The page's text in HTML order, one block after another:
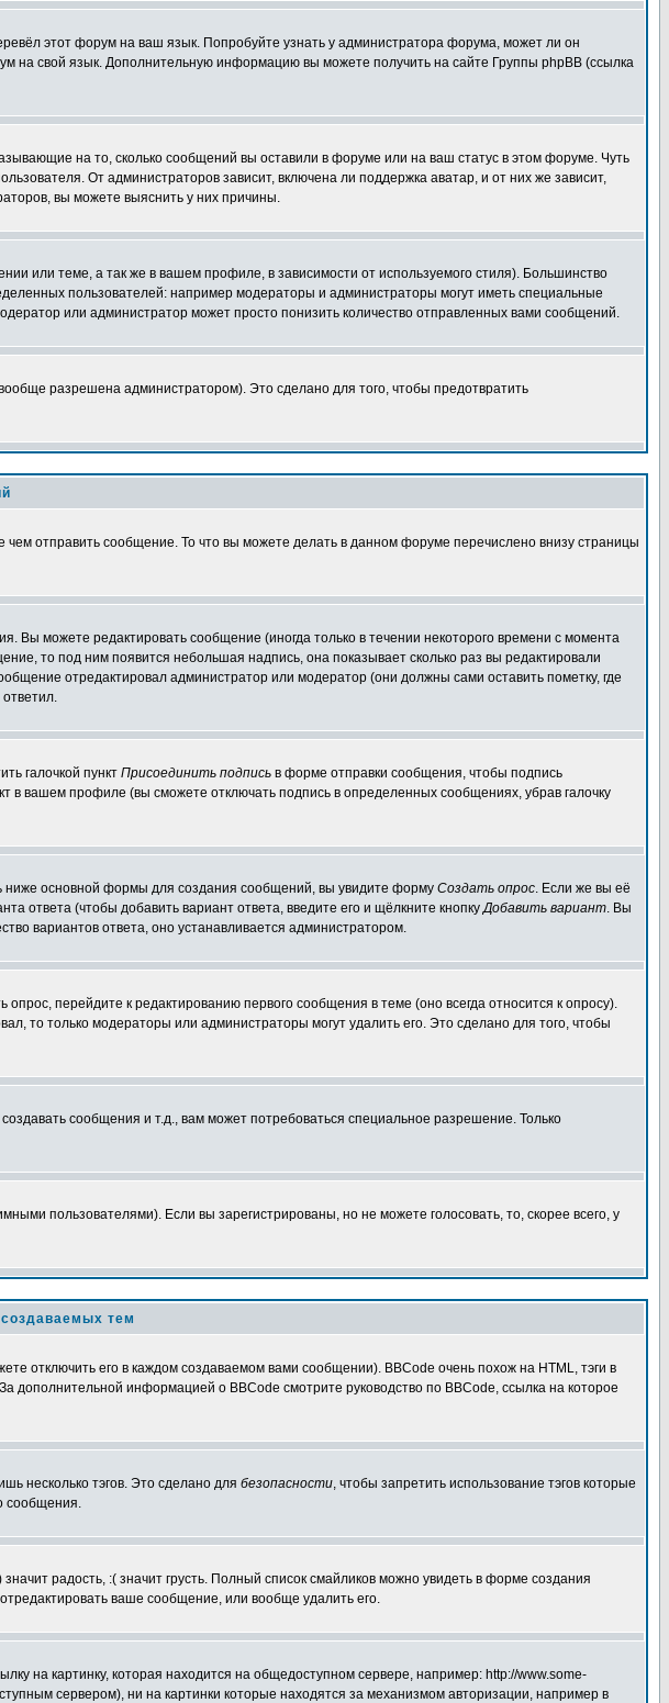
этот форум на ваш язык. Попробуйте узнать у администратора форума, может ли он
на свой язык. Дополнительную информацию вы можете получить на сайте Группы phpBB (ссылка
на то, сколько сообщений вы оставили в форуме или на ваш статус в этом форуме. Чуть
От администраторов зависит, включена ли поддержка аватар, и от них же зависит,
вы можете выяснить у них причины.
или теме, а так же в вашем профиле, в зависимости от используемого стиля). Большинство
пользователей: например модераторы и администраторы могут иметь специальные
или администратор может просто понизить количество отправленных вами сообщений.
разрешена администратором). Это сделано для того, чтобы предотвратить
отправить сообщение. То что вы можете делать в данном форуме перечислено внизу страницы
Вы можете редактировать сообщение (иногда только в течении некоторого времени с момента
то под ним появится небольшая надпись, она показывает сколько раз вы редактировали
отредактировал администратор или модератор (они должны сами оставить пометку, где
галочкой пункт Присоединить подпись в форме отправки сообщения, чтобы подпись
в вашем профиле (вы сможете отключать подпись в определенных сообщениях, убрав галочку
ниже основной формы для создания сообщений, вы увидите форму Создать опрос. Если же вы её
ответа (чтобы добавить вариант ответа, введите его и щёлкните кнопкуДобавить вариант. Вы
вариантов ответа, оно устанавливается администратором.
перейдите к редактированию первого сообщения в теме (оно всегда относится к опросу).
то только модераторы или администраторы могут удалить его. Это сделано для того, чтобы
сообщения и т.д., вам может потребоваться специальное разрешение. Только
пользователями). Если вы зарегистрированы, но не можете голосовать, то, скорее всего, у
тем
отключить его в каждом создаваемом вами сообщении). BBCode очень похож на HTML, тэги в
дополнительной информацией о BBCode смотрите руководство по BBCode, ссылка на которое
несколько тэгов. Это сделано для безопасности, чтобы запретить использование тэгов которые
сообщения.
радость, :( значит грусть. Полный список смайликов можно увидеть в форме создания
ваше сообщение, или вообще удалить его.
на картинку, которая находится на общедоступном сервере, например: http://www.some-
сервером), ни на картинки которые находятся за механизмом авторизации, например в